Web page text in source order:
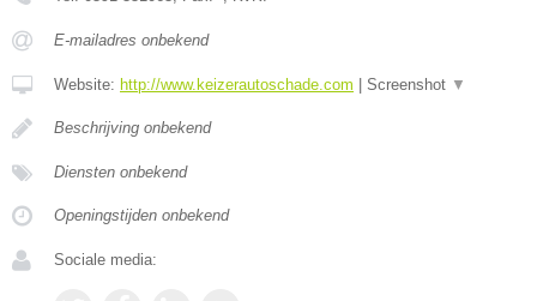
E-mailadres onbekend
Website: http://www.keizerautoschade.com Screenshot ▼
Beschrijving onbekend
Diensten onbekend
Openingstijden onbekend
Sociale media: